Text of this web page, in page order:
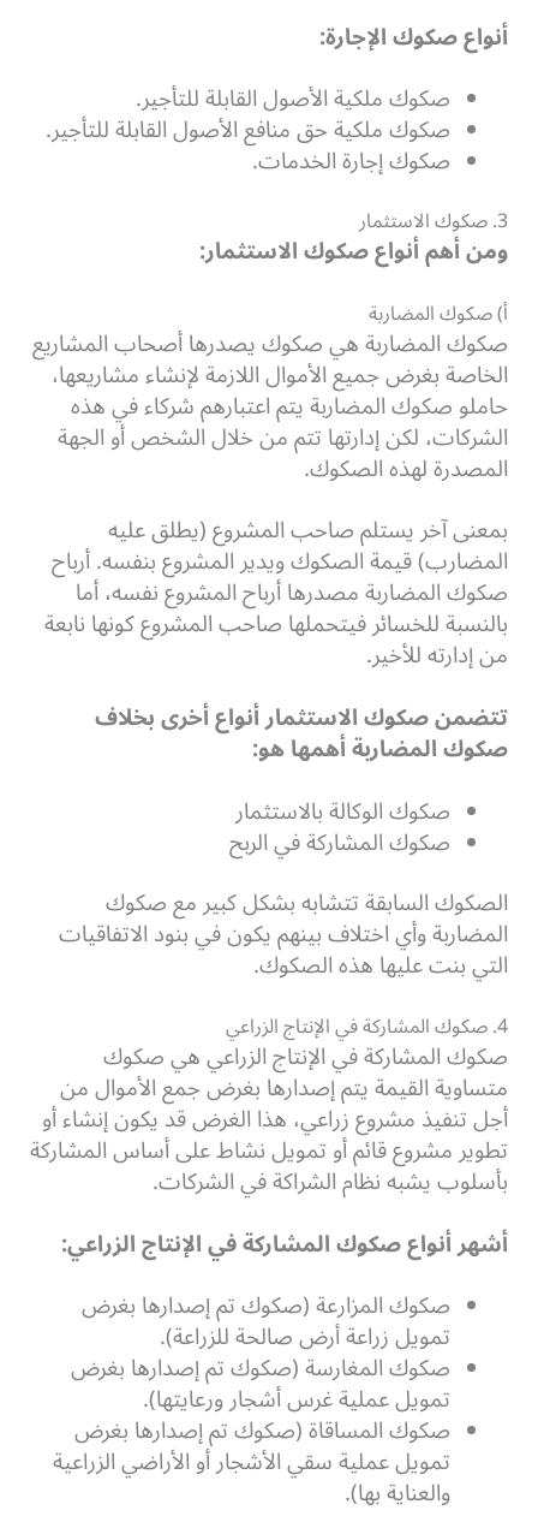
أنواع صكوك الإجارة:
صكوك ملكية الأصول القابلة للتأجير.
صكوك ملكية حق منافع الأصول القابلة للتأجير.
صكوك إجارة الخدمات.
3. صكوك الاستثمار
ومن أهم أنواع صكوك الاستثمار:
أ) صكوك المضاربة
صكوك المضاربة هي صكوك يصدرها أصحاب المشاريع
الخاصة بغرض جميع الأموال اللازمة لإنشاء مشاريعها،
حاملو صكوك المضاربة يتم اعتبارهم شركاء في هذه
الشركات، لكن إدارتها تتم من خلال الشخص أو الجهة
المصدرة لهذه الصكوك.
بمعنى آخر يستلم صاحب المشروع (يطلق عليه
المضارب) قيمة الصكوك ويدير المشروع بنفسه. أرباح
صكوك المضاربة مصدرها أرباح المشروع نفسه، أما
بالنسبة للخسائر فيتحملها صاحب المشروع كونها نابعة
من إدارته للأخير.
تتضمن صكوك الاستثمار أنواع أخرى بخلاف
صكوك المضاربة أهمها هو:
صكوك الوكالة بالاستثمار
صكوك المشاركة في الربح
الصكوك السابقة تتشابه بشكل كبير مع صكوك
المضاربة وأي اختلاف بينهم يكون في بنود الاتفاقيات
التي بنت عليها هذه الصكوك.
4. صكوك المشاركة في الإنتاج الزراعي
صكوك المشاركة في الإنتاج الزراعي هي صكوك
متساوية القيمة يتم إصدارها بغرض جمع الأموال من
أجل تنفيذ مشروع زراعي، هذا الغرض قد يكون إنشاء أو
تطوير مشروع قائم أو تمويل نشاط على أساس المشاركة
بأسلوب يشبه نظام الشراكة في الشركات.
أشهر أنواع صكوك المشاركة في الإنتاج الزراعي:
صكوك المزارعة (صكوك تم إصدارها بغرض
تمويل زراعة أرض صالحة للزراعة).
صكوك المغارسة (صكوك تم إصدارها بغرض
تمويل عملية غرس أشجار ورعايتها).
صكوك المساقاة (صكوك تم إصدارها بغرض
تمويل عملية سقي الأشجار أو الأراضي الزراعية
والعناية بها).